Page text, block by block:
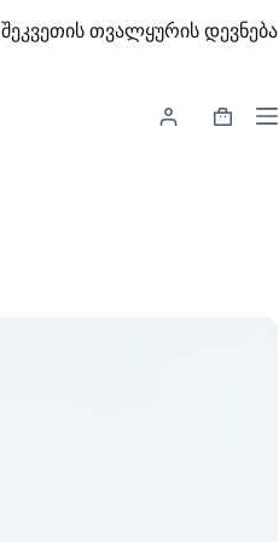
შეკვეთის თვალყურის დევნება
Shopping